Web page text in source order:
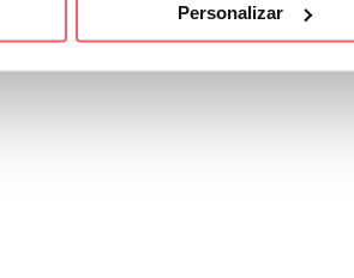
Personalizar